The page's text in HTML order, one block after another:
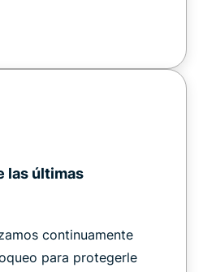
las últimas
continuamente
para protegerle